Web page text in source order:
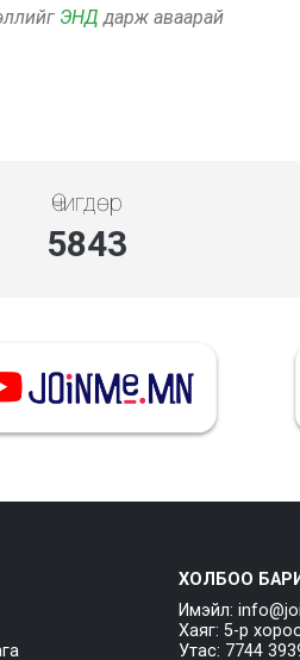
ЭНД дарж аваарай
Өчигдөр
5843
ХОЛБОО
Имэйл:
Хаяг: 5-р
Утас: 7744